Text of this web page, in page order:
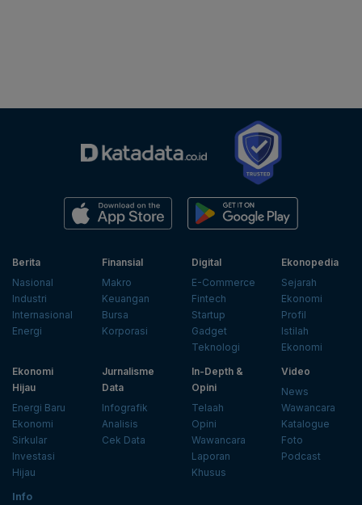
Berita
Nasional
Industri
Internasional
Energi
Finansial
Makro
Keuangan
Bursa
Korporasi
Digital
E-Commerce
Fintech
Startup
Gadget
Teknologi
Ekonopedia
Sejarah
Ekonomi
Profil
Istilah
Ekonomi
Ekonomi
Hijau
Energi Baru
Ekonomi
Sirkular
Investasi
Hijau
Jurnalisme
Data
Infografik
Analisis
Cek Data
In-Depth &
Opini
Telaah
Opini
Wawancara
Laporan
Khusus
Video
News
Wawancara
Katalogue
Foto
Podcast
Info